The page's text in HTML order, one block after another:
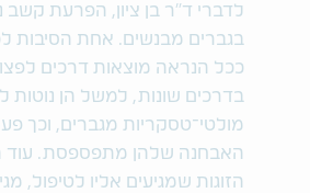
לדברי ד"ר בן ציון, הפרעת קשב
בגברים מבנשים. אחת הסיבות
ככל הנראה מוצאות דרכים
בדרכים שונות, למשל הן נוטות
מולטי־טסקריות מגברים, וכך
האבחנה שלהן מתפספסת. עוד
הזוגות שמגיעים אליו לטיפול,